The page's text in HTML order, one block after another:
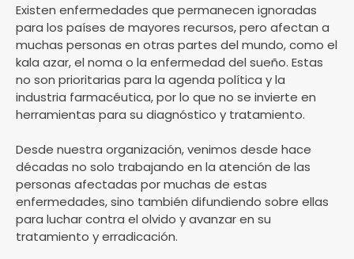
Existen enfermedades que permanecen ignoradas
para los países de mayores recursos, pero afectan a
muchas personas en otras partes del mundo, como el
kala azar, el noma o la enfermedad del sueño. Estas
no son prioritarias para la agenda política y la
industria farmacéutica, por lo que no se invierte en
herramientas para su diagnóstico y tratamiento.
Desde nuestra organización, venimos desde hace
décadas no solo trabajando en la atención de las
personas afectadas por muchas de estas
enfermedades, sino también difundiendo sobre ellas
para luchar contra el olvido y avanzar en su
tratamiento y erradicación.